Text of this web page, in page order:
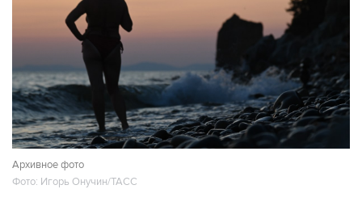
Архивное фото
Фото: Игорь Онучин/ТАСС
Москва. 8 августа. INTERFAX.RU - Власти